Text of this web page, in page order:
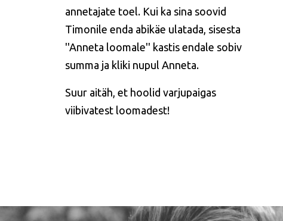
annetajate toel. Kui ka sina soovid
Timonile enda abikäe ulatada, sisesta
''Anneta loomale'' kastis endale sobiv
summa ja kliki nupul Anneta.
Suur aitäh, et hoolid varjupaigas
viibivatest loomadest!